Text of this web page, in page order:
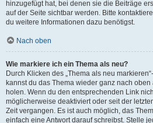
hinzugefügt hat, bei denen sie die Beiträge
auf der Seite sichtbar werden. Bitte
du weitere Informationen dazu benötigst.
Nach oben
Wie markiere ich ein Thema als neu?
Durch Klicken des „Thema als neu
kannst du das Thema wieder ganz nach
holen. Wenn du den entsprechenden Link
möglicherweise deaktiviert oder seit der
Zeit vergangen. Es ist auch möglich, das
einfach eine Antwort darauf schreibst. Stelle